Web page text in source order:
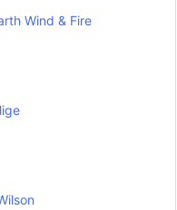
Wind & Fire